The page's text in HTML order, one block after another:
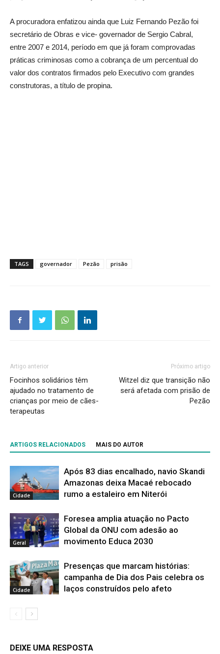
A procuradora enfatizou ainda que Luiz Fernando Pezão foi
secretário de Obras e vice- governador de Sergio Cabral,
entre 2007 e 2014, período em que já foram comprovadas
práticas criminosas como a cobrança de um percentual do
valor dos contratos firmados pelo Executivo com grandes
construtoras, a título de propina.
TAGS governador Pezão prisão
Artigo anterior
Focinhos solidários têm
ajudado no tratamento de
crianças por meio de cães-
terapeutas
Próximo artigo
Witzel diz que transição não
será afetada com prisão de
Pezão
ARTIGOS RELACIONADOS MAIS DO AUTOR
Cidade
Após 83 dias encalhado, navio Skandi
Amazonas deixa Macaé rebocado
rumo a estaleiro em Niterói
Geral
Foresea amplia atuação no Pacto
Global da ONU com adesão ao
movimento Educa 2030
Cidade
Presenças que marcam histórias:
campanha de Dia dos Pais celebra os
laços construídos pelo afeto
DEIXE UMA RESPOSTA